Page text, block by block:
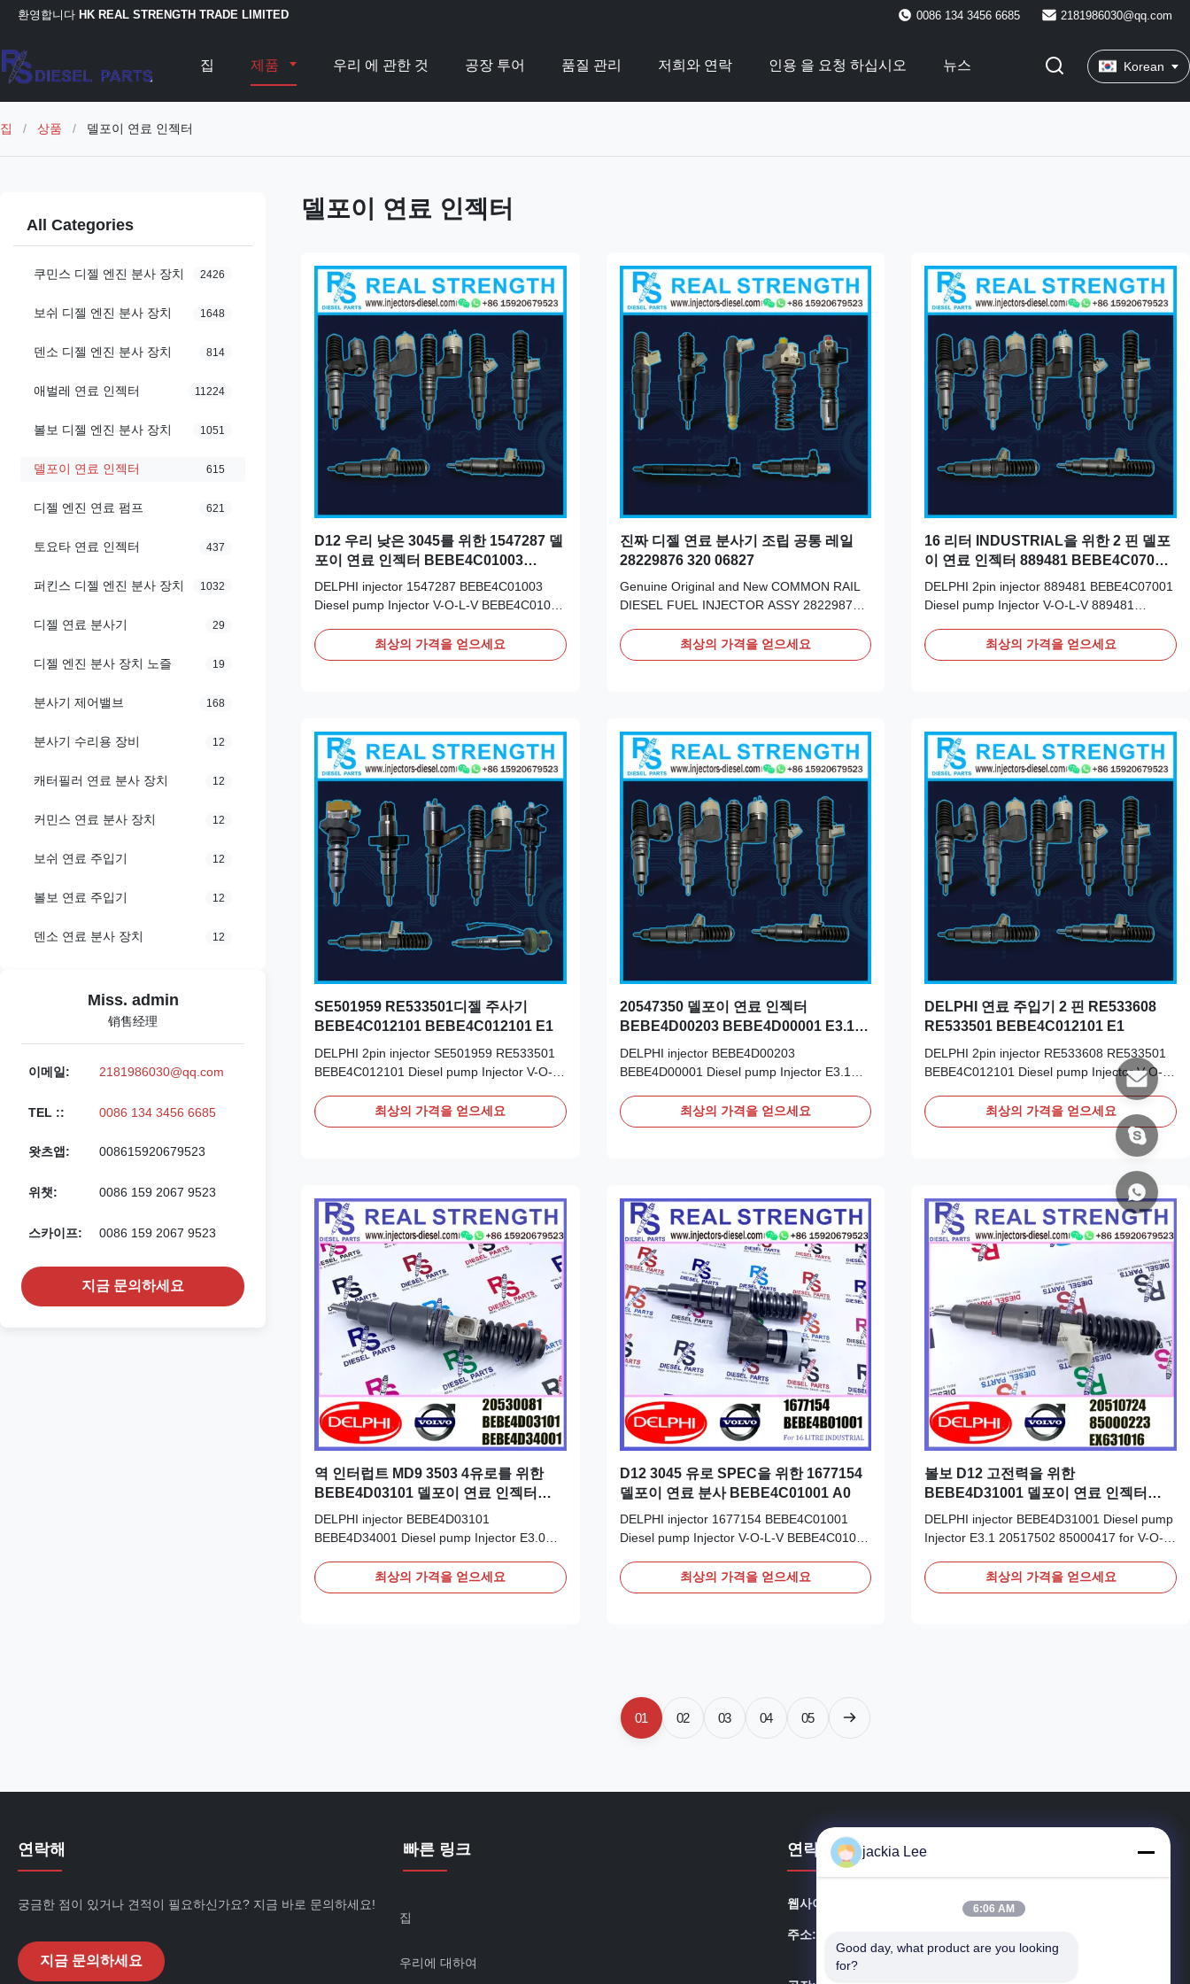
환영합니다 HK REAL STRENGTH TRADE LIMITED 0086 134 3456 6685 2181986030@qq.com
집 제품 우리 에 관한 것 공장 투어 품질 관리 저희와 연락 인용 을 요청 하십시오 뉴스 Korean
집 / 상품 / 델포이 연료 인젝터
All Categories
쿠민스 디젤 엔진 분사 장치 2426
보쉬 디젤 엔진 분사 장치 1648
덴소 디젤 엔진 분사 장치 814
애벌레 연료 인젝터 11224
볼보 디젤 엔진 분사 장치 1051
델포이 연료 인젝터 615
디젤 엔진 연료 펌프 621
토요타 연료 인젝터 437
퍼킨스 디젤 엔진 분사 장치 1032
디젤 연료 분사기 29
디젤 엔진 분사 장치 노즐 19
분사기 제어밸브 168
분사기 수리용 장비 12
캐터필러 연료 분사 장치 12
커민스 연료 분사 장치 12
보쉬 연료 주입기 12
볼보 연료 주입기 12
덴소 연료 분사 장치 12
Miss. admin
销售经理
이메일: 2181986030@qq.com
TEL :: 0086 134 3456 6685
왓츠앱: 008615920679523
위챗: 0086 159 2067 9523
스카이프: 0086 159 2067 9523
지금 문의하세요
델포이 연료 인젝터
D12 우리 낮은 3045를 위한 1547287 델
포이 연료 인젝터 BEBE4C01003
BEBE4C01003 A0은 흘러나옵니다
DELPHI injector 1547287 BEBE4C01003
Diesel pump Injector V-O-L-V BEBE4C01003
Product Datasheet: Part Number: 1547287
OE NO: BEBE4C01003 Origin: original
최상의 가격을 얻으세요
진짜 디젤 연료 분사기 조립 공통 레일
28229876 320 06827
Genuine Original and New COMMON RAIL
DIESEL FUEL INJECTOR ASSY 28229876,
Number: 28229876 OE NO: 320/06827
Origin: original new/Remanufactured/made
최상의 가격을 얻으세요
16 리터 INDUSTRIAL을 위한 2 핀 델포
이 연료 인젝터 889481 BEBE4C07001
볼보 E1
DELPHI 2pin injector 889481 BEBE4C07001
Diesel pump Injector V-O-L-V 889481
INDUSTRIAL Detailed Product Datasheet:
Part Number: 33800-84410 OE NO:
We advise ...
최상의 가격을 얻으세요
SE501959 RE533501디젤 주사기
BEBE4C012101 BEBE4C012101 E1
DELPHI 2pin injector SE501959 RE533501
BEBE4C012101 Diesel pump Injector V-O-L-
Datasheet: Part Number: SE501959
RE533501 OE NO: BEBE4C012101 Origin:
최상의 가격을 얻으세요
20547350 델포이 연료 인젝터
BEBE4D00203 BEBE4D00001 E3.1
디젤 펌프 분사기
DELPHI injector BEBE4D00203
BEBE4D00001 Diesel pump Injector E3.1
Detailed Product Datasheet: Part Number:
BEBE4D00203 BEBE4D00001 OE NO:
최상의 가격을 얻으세요
DELPHI 연료 주입기 2 핀 RE533608
RE533501 BEBE4C012101 E1
DELPHI 2pin injector RE533608 RE533501
BEBE4C012101 Diesel pump Injector V-O-L-
V BEBE4C012101 E1 Detailed Product
Datasheet: Part Number: RE533608
RE533501 OE NO: BEBE4C012101 Origin:
original new/Remanufactured/made in China
Remark: We advise inspection of the ...
최상의 가격을 얻으세요
역 인터럽트 MD9 3503 4유로를 위한
BEBE4D03101 델포이 연료 인젝터
BEBE4D34001 20530081
DELPHI injector BEBE4D03101
BEBE4D34001 Diesel pump Injector E3.0
Detailed Product Datasheet: Part Number:
BEBE4D03101 BEBE4D34001 OE NO:
최상의 가격을 얻으세요
D12 3045 유로 SPEC을 위한 1677154
델포이 연료 분사 BEBE4C01001 A0
DELPHI injector 1677154 BEBE4C01001
Diesel pump Injector V-O-L-V BEBE4C01001
Product Datasheet: Part Number: 1677154
OE NO: BEBE4C01001 Origin: original
최상의 가격을 얻으세요
볼보 D12 고전력을 위한
BEBE4D31001 델포이 연료 인젝터
20517502 85000417
DELPHI injector BEBE4D31001 Diesel pump
Injector E3.1 20517502 85000417 for V-O-L-
Datasheet: Part Number: BEBE4D31001 OE
NO: 20517502 85000417 Remark: We
최상의 가격을 얻으세요
01 02 03 04 05
연락해
궁금한 점이 있거나 견적이 필요하신가요? 지금 바로 문의하세요!
지금 문의하세요
빠른 링크
집
우리에 대하여
연락처
웹사이트: injectors-diesel.com
주소::
마나 명조인 거리, 관통, KL, 홍콩
jackia Lee
6:06 AM
Good day, what product are you looking
for?